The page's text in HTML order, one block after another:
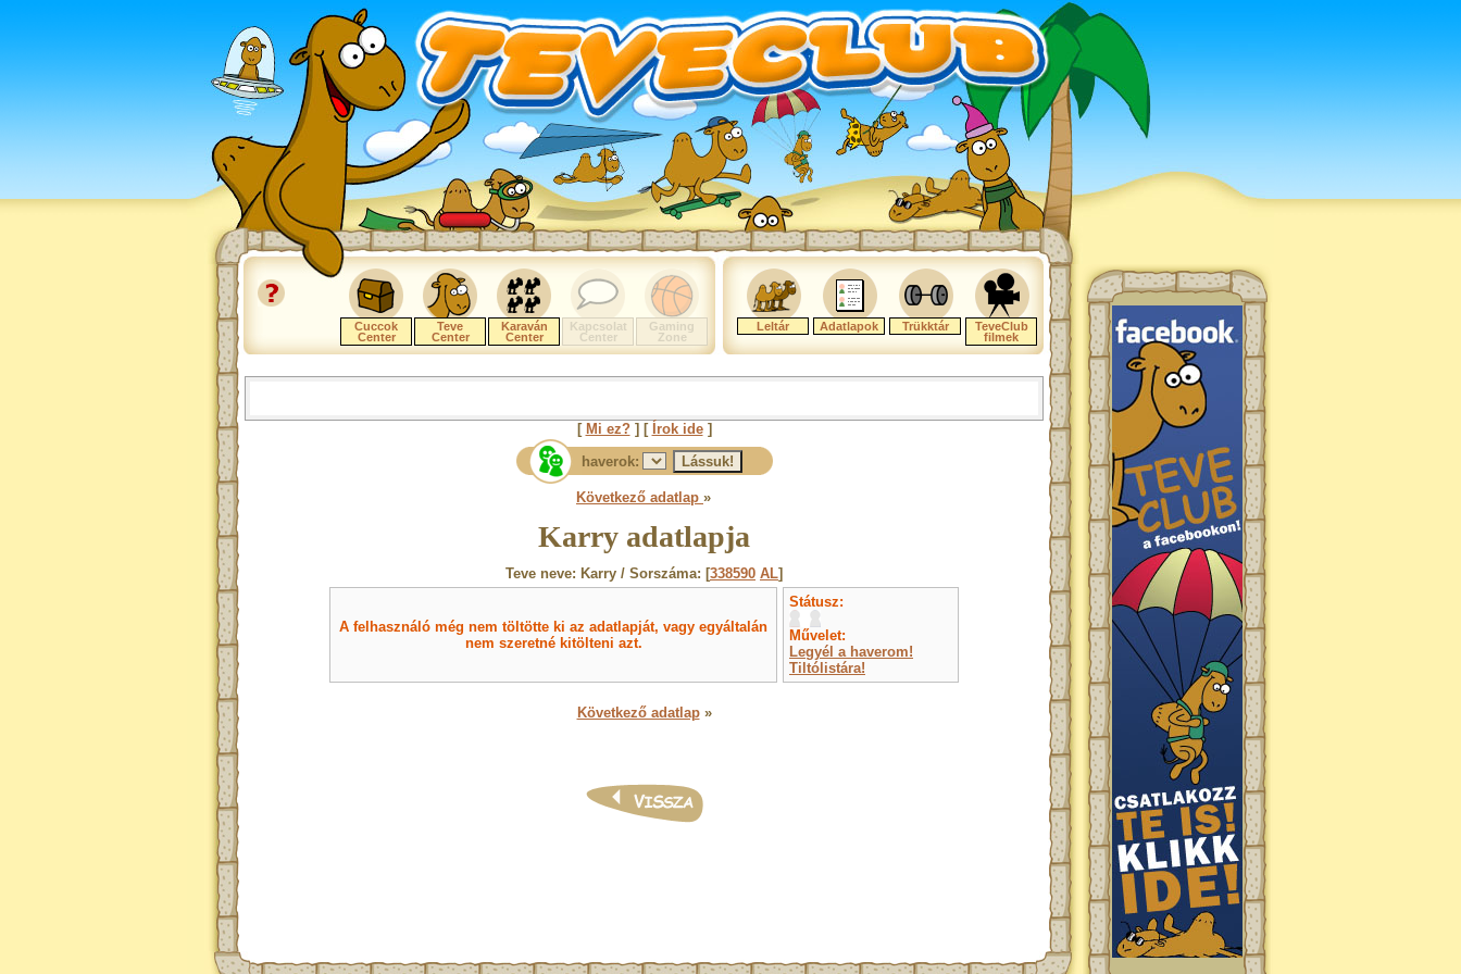
Cuccok
Center
Teve
Center
Karaván
Center
Kapcsolat
Center
Gaming
Zone
Leltár Adatlapok Trükktár
TeveClub
filmek
[ Mi ez?] [ Írok ide]
haverok:
Következő adatlap »
Karry adatlapja
Teve neve: Karry / Sorszáma: [338590 AL]
A felhasználó még nem töltötte ki az adatlapját, vagy egyáltalán
nem szeretné kitölteni azt.
Státusz:
Művelet:
Legyél a haverom!
Tiltólistára!
Következő adatlap»